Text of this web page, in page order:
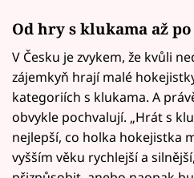
Od hry s klukama až
V Česku je zvykem, že kvůli
zájemkyň hrají malé
kategoriích s klukama. A
obvykle pochvalují. „Hrát s
nejlepší, co holka hokejistka
vyšším věku rychlejší a